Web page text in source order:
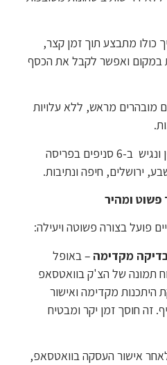
כולו מתבצע תוך זמן קצר,
ואפשר לקבל את הכסף
מובהרים מראש, ללא עלויות
– השירות זמין ונגיש ב-6 סניפים בפריסה
ירושלים, חיפה ונתיבות.
פשוט ומהיר
פועל בצורה פשוטה ויעילה:
מקדימה – באופל
תמונה של הצ'ק בוואטסאפ
היתכנות מקדימה ואישור
זה חוסך זמן יקר ומבטיח
אישור העסקה בוואטסאפ,